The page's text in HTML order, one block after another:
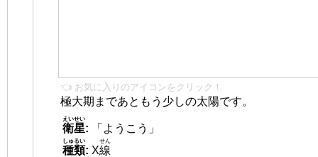
👈 お気に入りのアイコンをクリック！
極大期まであともう少しの太陽です。
衛星
えいせい
:
「ようこう」
種類
しゅるい
: X線
せん